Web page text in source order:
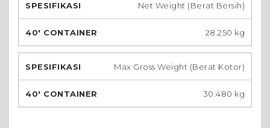
Net Weight (Berat Bersih)
28.250 kg
Max Gross Weight (Berat Kotor)
30.480 kg